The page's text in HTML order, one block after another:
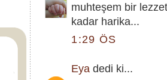
muhteşem bir
kadar harika...
1:29 ÖS
Eya dedi ki...